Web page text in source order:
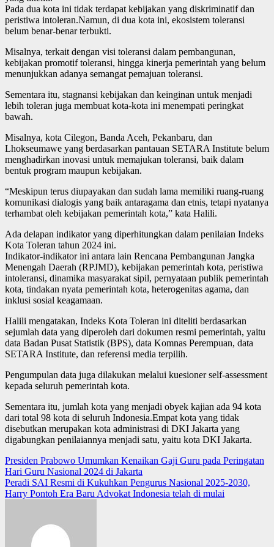
Pada dua kota ini tidak terdapat kebijakan yang diskriminatif dan
peristiwa intoleran.Namun, di dua kota ini, ekosistem toleransi
belum benar-benar terbukti.
Misalnya, terkait dengan visi toleransi dalam pembangunan,
kebijakan promotif toleransi, hingga kinerja pemerintah yang belum
menunjukkan adanya semangat pemajuan toleransi.
Sementara itu, stagnansi kebijakan dan keinginan untuk menjadi
lebih toleran juga membuat kota-kota ini menempati peringkat
bawah.
Misalnya, kota Cilegon, Banda Aceh, Pekanbaru, dan
Lhokseumawe yang berdasarkan pantauan SETARA Institute belum
menghadirkan inovasi untuk memajukan toleransi, baik dalam
bentuk program maupun kebijakan.
“Meskipun terus diupayakan dan sudah lama memiliki ruang-ruang
komunikasi dialogis yang baik antaragama dan etnis, tetapi nyatanya
terhambat oleh kebijakan pemerintah kota,” kata Halili.
Ada delapan indikator yang diperhitungkan dalam penilaian Indeks
Kota Toleran tahun 2024 ini.
Indikator-indikator ini antara lain Rencana Pembangunan Jangka
Menengah Daerah (RPJMD), kebijakan pemerintah kota, peristiwa
intoleransi, dinamika masyarakat sipil, pernyataan publik pemerintah
kota, tindakan nyata pemerintah kota, heterogenitas agama, dan
inklusi sosial keagamaan.
Halili mengatakan, Indeks Kota Toleran ini diteliti berdasarkan
sejumlah data yang diperoleh dari dokumen resmi pemerintah, yaitu
data Badan Pusat Statistik (BPS), data Komnas Perempuan, data
SETARA Institute, dan referensi media terpilih.
Pengumpulan data juga dilakukan melalui kuesioner self-assessment
kepada seluruh pemerintah kota.
Sementara itu, jumlah kota yang menjadi obyek kajian ada 94 kota
dari total 98 kota di seluruh Indonesia.Empat kota yang tidak
disebutkan merupakan kota administrasi di DKI Jakarta yang
digabungkan penilaiannya menjadi satu, yaitu kota DKI Jakarta.
Post
navigation
Presiden Prabowo Umumkan Kenaikan Gaji Guru pada Peringatan
Hari Guru Nasional 2024 di Jakarta
Peradi SAI Resmi di Kukuhkan Pengurus Nasional 2025-2030,
Harry Pontoh Era Baru Advokat Indonesia telah di mulai